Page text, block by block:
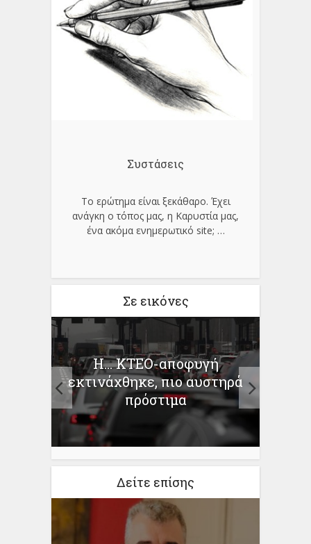
Συστάσεις
Το ερώτημα είναι ξεκάθαρο. Έχει
ανάγκη ο τόπος μας, η Καρυστία μας,
ένα ακόμα ενημερωτικό site; …
Σε εικόνες
Η… ΚΤΕΟ-αποφυγή
εκτινάχθηκε, πιο αυστηρά
πρόστιμα
Δείτε επίσης